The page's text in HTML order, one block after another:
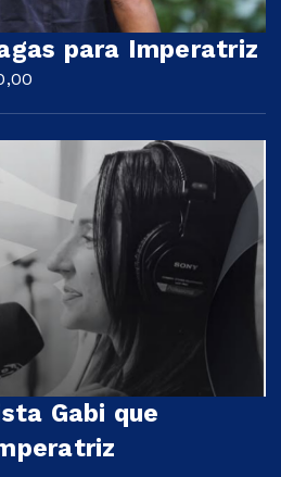
para Imperatriz
Gabi que